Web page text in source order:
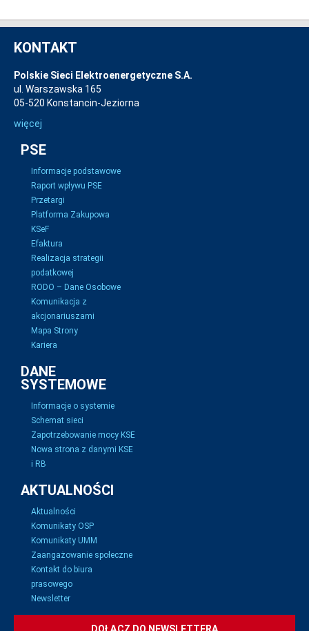
KONTAKT
Polskie Sieci Elektroenergetyczne S.A.
ul. Warszawska 165
05-520 Konstancin-Jeziorna
więcej
PSE
Informacje podstawowe
Raport wpływu PSE
Przetargi
Platforma Zakupowa
KSeF
Efaktura
Realizacja strategii
podatkowej
RODO – Dane Osobowe
Komunikacja z
akcjonariuszami
Mapa Strony
Kariera
DANE
SYSTEMOWE
Informacje o systemie
Schemat sieci
Zapotrzebowanie mocy KSE
Nowa strona z danymi KSE
i RB
AKTUALNOŚCI
Aktualności
Komunikaty OSP
Komunikaty UMM
Zaangażowanie społeczne
Kontakt do biura
prasowego
Newsletter